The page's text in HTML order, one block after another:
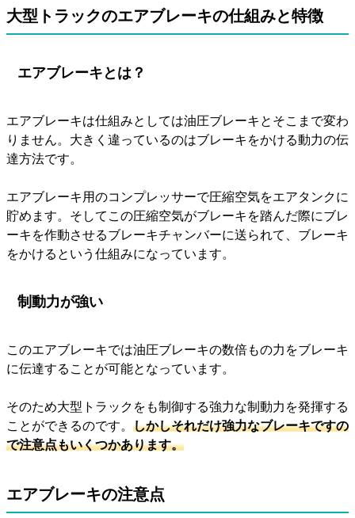
大型トラックのエアブレーキの仕組みと特徴
エアブレーキとは？
エアブレーキは仕組みとしては油圧ブレーキとそこまで変わ
りません。大きく違っているのはブレーキをかける動力の伝
達方法です。
エアブレーキ用のコンプレッサーで圧縮空気をエアタンクに
貯めます。そしてこの圧縮空気がブレーキを踏んだ際にブレ
ーキを作動させるブレーキチャンバーに送られて、ブレーキ
をかけるという仕組みになっています。
制動力が強い
このエアブレーキでは油圧ブレーキの数倍もの力をブレーキ
に伝達することが可能となっています。
そのため大型トラックをも制御する強力な制動力を発揮する
ことができるのです。 しかしそれだけ強力なブレーキですの
で注意点もいくつかあります。
エアブレーキの注意点